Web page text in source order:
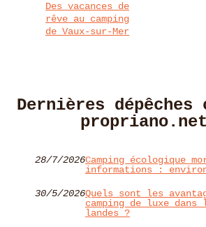
Des vacances de
rêve au camping
de Vaux-sur-Mer
Dernières dépêches
28/7/2026Camping écologique
informations :
30/5/2026Quels sont les
camping de luxe dans
landes ?